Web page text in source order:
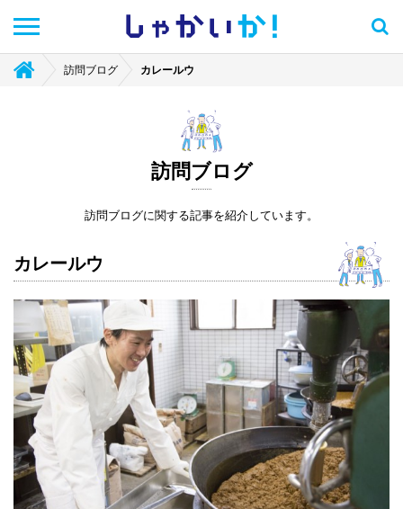
しゃかい か！
訪問ブログ カレールウ
訪問ブログ
訪問ブログに関する記事を紹介しています。
カレールウ